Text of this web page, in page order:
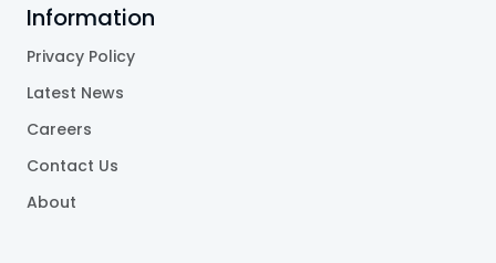
Information
Privacy Policy
Latest News
Careers
Contact Us
About